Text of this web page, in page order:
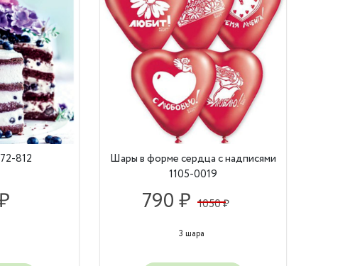
812
Шары в форме сердца с надписями
1105-0019
790 ₽ 1050 ₽
3 шара